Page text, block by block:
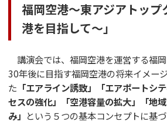
福岡空港～東アジアトップ
港を目指して～」
講演会では、福岡空港を運営する福
30年後に目指す福岡空港の将来イメー
た 「エアライン誘致」「エアポートシ
セスの強化」「空港容量の拡大」「地
み」 という５つの基本コンセプトに基